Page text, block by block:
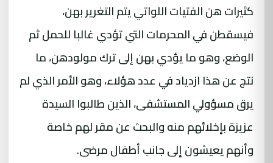
كثيرات هن الفتيات اللواتي يتم التغرير بهن،
فيسقطن في المحرمات التي تؤدي غالبا للحمل ثم
الوضع، وهو ما يؤدي بهن إلى ترك مولودهن، ما
نتج عن هذا ازدياد في عدد هؤلاء، وهو الأمر الذي لم
يرق مسؤولي المستشفى، الذين طالبوا السيدة
عزيزة بإخلائهم منه والبحث عن مقر لهم خاصة
وأنهم يعيشون إلى جانب أطفال مرضى.